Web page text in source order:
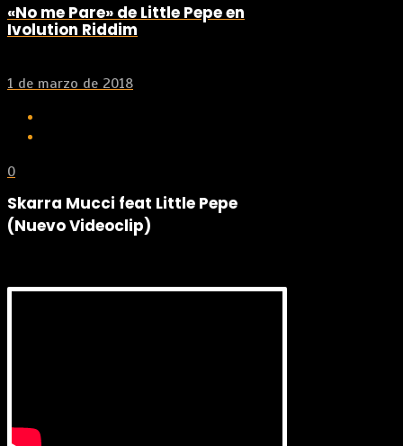
«No me Pare» de Little Pepe en
Ivolution Riddim
1 de marzo de 2018
0
Skarra Mucci feat Little Pepe
(Nuevo Videoclip)